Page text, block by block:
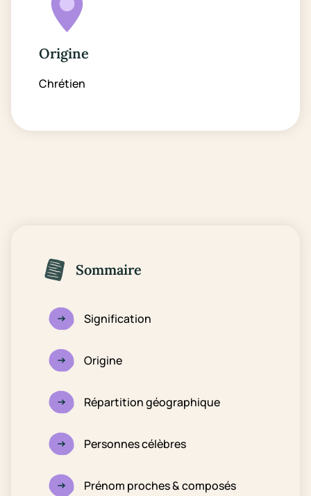
Origine
Chrétien
Sommaire
Signification
Origine
Répartition géographique
Personnes célèbres
Prénom proches & composés